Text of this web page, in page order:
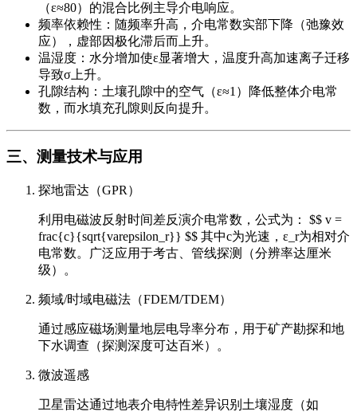
（ε≈80）的混合比例主导介电响应。
频率依赖性：随频率升高，介电常数实部下降（弛豫效
应），虚部因极化滞后而上升。
温湿度：水分增加使ε显著增大，温度升高加速离子迁移
导致σ上升。
孔隙结构：土壤孔隙中的空气（ε≈1）降低整体介电常
数，而水填充孔隙则反向提升。
三、测量技术与应用
探地雷达（GPR）
利用电磁波反射时间差反演介电常数，公式为： $$ v =
frac{c}{sqrt{varepsilon_r}} $$ 其中c为光速，ε_r为相对介
电常数。广泛应用于考古、管线探测（分辨率达厘米
级）。
频域/时域电磁法（FDEM/TDEM）
通过感应磁场测量地层电导率分布，用于矿产勘探和地
下水调查（探测深度可达百米）。
微波遥感
卫星雷达通过地表介电特性差异识别土壤湿度（如